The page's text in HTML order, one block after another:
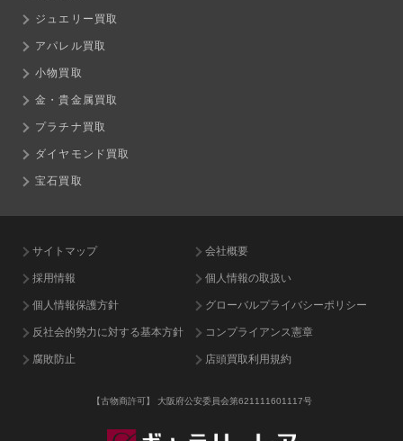
ジュエリー買取
アパレル買取
小物買取
金・貴金属買取
プラチナ買取
ダイヤモンド買取
宝石買取
サイトマップ 会社概要
採用情報 個人情報の取扱い
個人情報保護方針 グローバルプライバシーポリシー
反社会的勢力に対する基本方針 コンプライアンス憲章
腐敗防止 店頭買取利用規約
【古物商許可】 大阪府公安委員会第621111601117号